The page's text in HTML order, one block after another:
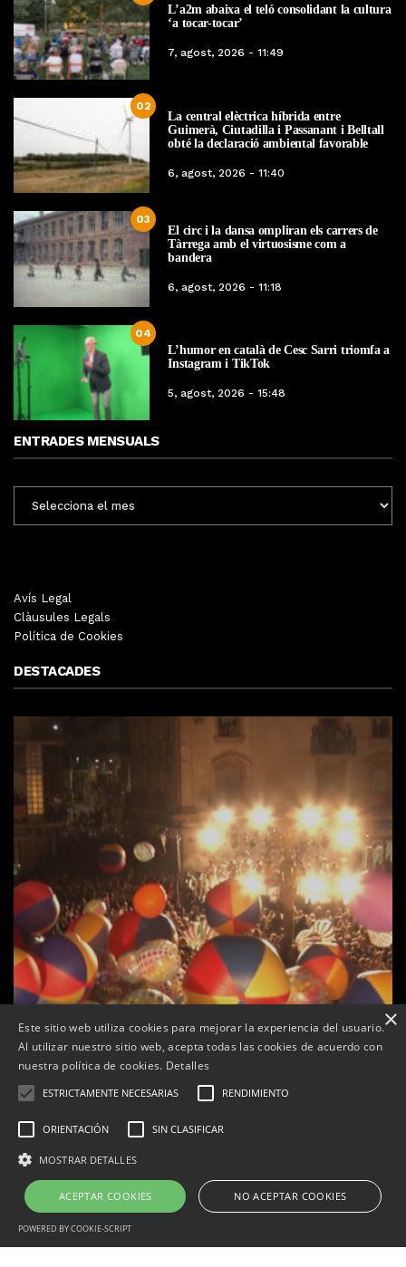
L’a2m abaixa el teló consolidant la cultura
‘a tocar-tocar’
7, agost, 2026 - 11:49
02
La central elèctrica híbrida entre
Guimerà, Ciutadilla i Passanant i Belltall
obté la declaració ambiental favorable
6, agost, 2026 - 11:40
03
El circ i la dansa ompliran els carrers de
Tàrrega amb el virtuosisme com a
bandera
6, agost, 2026 - 11:18
04
L’humor en català de Cesc Sarri triomfa a
Instagram i TikTok
5, agost, 2026 - 15:48
ENTRADES MENSUALS
MENSUALS
Avís Legal
Clàusules Legals
Política de Cookies
DESTACADES
Tàrrega farà bategar la història amb l’estrena de “Lo
Pedrafoc”, la nova bèstia festiva de Guixanet
Correu electrònic:info@tarrega.tv
Telèfons: 648 45 71 14 | 669 32 28 46
×
Este sitio web utiliza cookies para mejorar la experiencia del usuario.
Al utilizar nuestro sitio web, acepta todas las cookies de acuerdo con
nuestra política de cookies. Detalles
ESTRICTAMENTE NECESARIAS RENDIMIENTO
ORIENTACIÓN SIN CLASIFICAR
MOSTRAR DETALLES
ACEPTAR COOKIES NO ACEPTAR COOKIES
POWERED BY COOKIE-SCRIPT